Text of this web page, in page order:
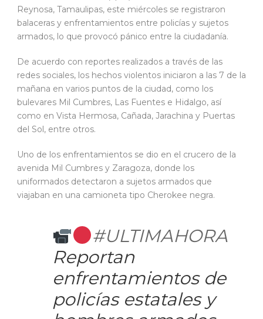
Reynosa, Tamaulipas, este miércoles se registraron
balaceras y enfrentamientos entre policías y sujetos
armados, lo que provocó pánico entre la ciudadanía.
De acuerdo con reportes realizados a través de las
redes sociales, los hechos violentos iniciaron a las 7 de la
mañana en varios puntos de la ciudad, como los
bulevares Mil Cumbres, Las Fuentes e Hidalgo, así
como en Vista Hermosa, Cañada, Jarachina y Puertas
del Sol, entre otros.
Uno de los enfrentamientos se dio en el crucero de la
avenida Mil Cumbres y Zaragoza, donde los
uniformados detectaron a sujetos armados que
viajaban en una camioneta tipo Cherokee negra.
#ULTIMAHORA
Reportan
enfrentamientos de
policías estatales y